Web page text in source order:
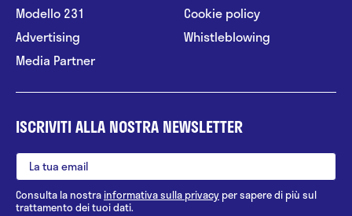
Modello 231
Advertising
Media Partner
Cookie policy
Whistleblowing
ISCRIVITI ALLA NOSTRA NEWSLETTER
Consulta la nostrainformativa sulla privacy per sapere di più sul
trattamento dei tuoi dati.